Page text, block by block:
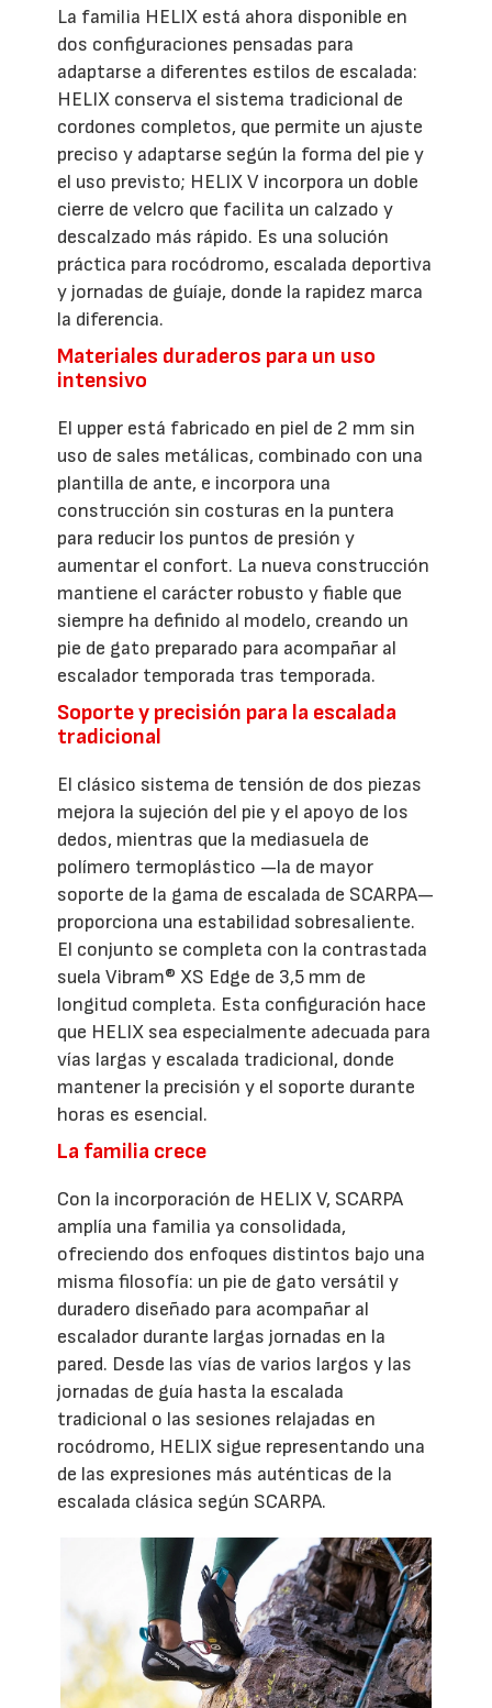
La familia HELIX está ahora disponible en
dos configuraciones pensadas para
adaptarse a diferentes estilos de escalada:
HELIX conserva el sistema tradicional de
cordones completos, que permite un ajuste
preciso y adaptarse según la forma del pie y
el uso previsto; HELIX V incorpora un doble
cierre de velcro que facilita un calzado y
descalzado más rápido. Es una solución
práctica para rocódromo, escalada deportiva
y jornadas de guíaje, donde la rapidez marca
la diferencia.
Materiales duraderos para un uso
intensivo
El upper está fabricado en piel de 2 mm sin
uso de sales metálicas, combinado con una
plantilla de ante, e incorpora una
construcción sin costuras en la puntera
para reducir los puntos de presión y
aumentar el confort. La nueva construcción
mantiene el carácter robusto y fiable que
siempre ha definido al modelo, creando un
pie de gato preparado para acompañar al
escalador temporada tras temporada.
Soporte y precisión para la escalada
tradicional
El clásico sistema de tensión de dos piezas
mejora la sujeción del pie y el apoyo de los
dedos, mientras que la mediasuela de
polímero termoplástico —la de mayor
soporte de la gama de escalada de SCARPA—
proporciona una estabilidad sobresaliente.
El conjunto se completa con la contrastada
suela Vibram® XS Edge de 3,5 mm de
longitud completa. Esta configuración hace
que HELIX sea especialmente adecuada para
vías largas y escalada tradicional, donde
mantener la precisión y el soporte durante
horas es esencial.
La familia crece
Con la incorporación de HELIX V, SCARPA
amplía una familia ya consolidada,
ofreciendo dos enfoques distintos bajo una
misma filosofía: un pie de gato versátil y
duradero diseñado para acompañar al
escalador durante largas jornadas en la
pared. Desde las vías de varios largos y las
jornadas de guía hasta la escalada
tradicional o las sesiones relajadas en
rocódromo, HELIX sigue representando una
de las expresiones más auténticas de la
escalada clásica según SCARPA.